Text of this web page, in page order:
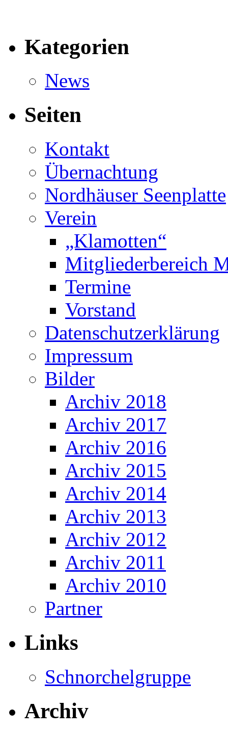
Kategorien
News
Seiten
Kontakt
Übernachtung
Nordhäuser Seenplatte
Verein
„Klamotten“
Mitgliederbereich
Termine
Vorstand
Datenschutzerklärung
Impressum
Bilder
Archiv 2018
Archiv 2017
Archiv 2016
Archiv 2015
Archiv 2014
Archiv 2013
Archiv 2012
Archiv 2011
Archiv 2010
Partner
Links
Schnorchelgruppe
Archiv